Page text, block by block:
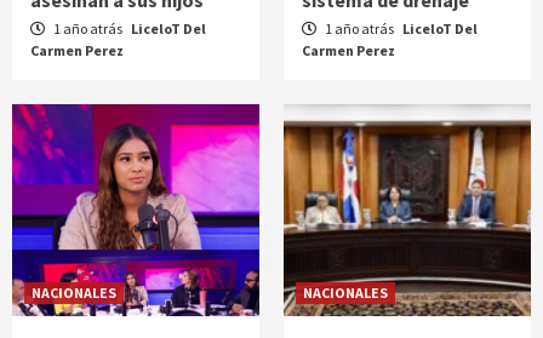
1 año atrás LiceloT Del
Carmen Perez
1 año atrás LiceloT Del
Carmen Perez
NACIONALES NACIONALES